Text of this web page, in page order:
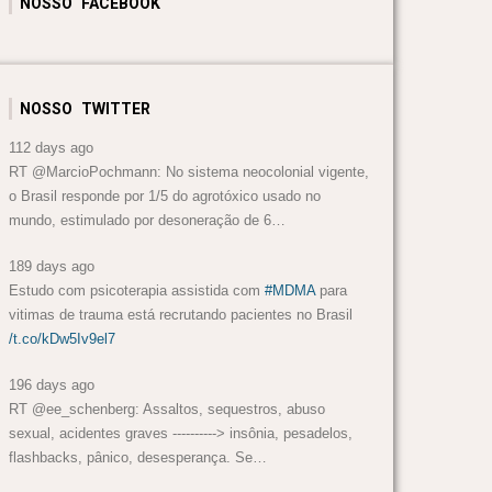
NOSSO TWITTER
112 days ago
RT @MarcioPochmann: No sistema neocolonial vigente,
o Brasil responde por 1/5 do agrotóxico usado no
mundo, estimulado por desoneração de 6…
189 days ago
Estudo com psicoterapia assistida com #MDMApara
vitimas de trauma está recrutando pacientes no Brasil
/t.co/kDw5Iv9el7
196 days ago
RT @ee_schenberg: Assaltos, sequestros, abuso
sexual, acidentes graves ----------> insônia, pesadelos,
flashbacks, pânico, desesperança. Se…